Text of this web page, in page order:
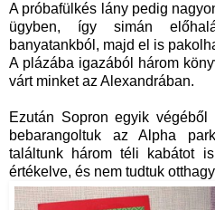
A próbafülkés lány pedig
ügyben, így simán
banyatankból, majd el is
A plázába igazából három
várt minket az Alexandrában.
Ezután Sopron egyik végéből
bebarangoltuk az Alpha
találtunk három téli kabátot
értékelve, és nem tudtuk